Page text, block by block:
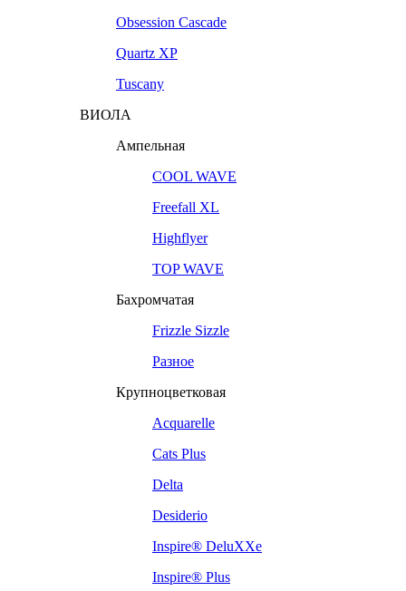
Obsession Cascade
Quartz XP
Tuscany
ВИОЛА
Ампельная
COOL WAVE
Freefall XL
Highflyer
TOP WAVE
Бахромчатая
Frizzle Sizzle
Разное
Крупноцветковая
Acquarelle
Cats Plus
Delta
Desiderio
Inspire® DeluXXe
Inspire® Plus